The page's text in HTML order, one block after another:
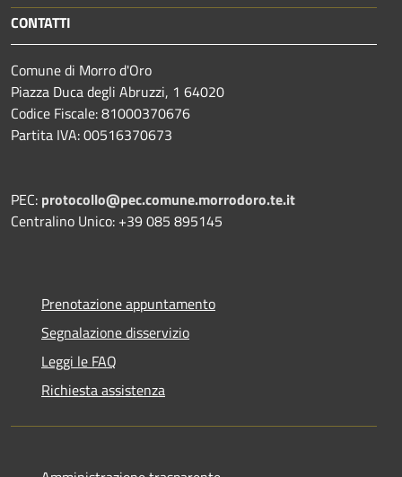
CONTATTI
Comune di Morro d'Oro
Piazza Duca degli Abruzzi, 1 64020
Codice Fiscale: 81000370676
Partita IVA: 00516370673
PEC: protocollo@pec.comune.morrodoro.te.it
Centralino Unico: +39 085 895145
Prenotazione appuntamento
Segnalazione disservizio
Leggi le FAQ
Richiesta assistenza